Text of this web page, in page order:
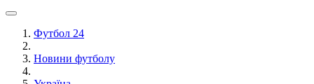
Футбол 24
Новини футболу